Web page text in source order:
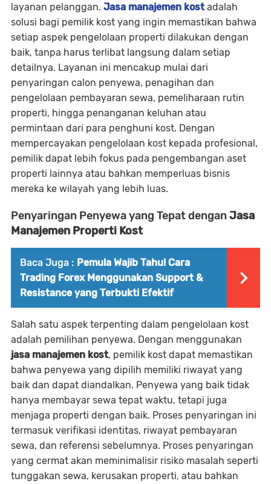
layanan pelanggan. Jasa manajemen kostadalah
solusi bagi pemilik kost yang ingin memastikan bahwa
setiap aspek pengelolaan properti dilakukan dengan
baik, tanpa harus terlibat langsung dalam setiap
detailnya. Layanan ini mencakup mulai dari
penyaringan calon penyewa, penagihan dan
pengelolaan pembayaran sewa, pemeliharaan rutin
properti, hingga penanganan keluhan atau
permintaan dari para penghuni kost. Dengan
mempercayakan pengelolaan kost kepada profesional,
pemilik dapat lebih fokus pada pengembangan aset
properti lainnya atau bahkan memperluas bisnis
mereka ke wilayah yang lebih luas.
Penyaringan Penyewa yang Tepat denganJasa
Manajemen Properti Kost
Baca Juga : Pemula Wajib Tahu! Cara
Trading Forex Menggunakan Support &
Resistance yang Terbukti Efektif
Salah satu aspek terpenting dalam pengelolaan kost
adalah pemilihan penyewa. Dengan menggunakan
jasa manajemen kost, pemilik kost dapat memastikan
bahwa penyewa yang dipilih memiliki riwayat yang
baik dan dapat diandalkan. Penyewa yang baik tidak
hanya membayar sewa tepat waktu, tetapi juga
menjaga properti dengan baik. Proses penyaringan ini
termasuk verifikasi identitas, riwayat pembayaran
sewa, dan referensi sebelumnya. Proses penyaringan
yang cermat akan meminimalisir risiko masalah seperti
tunggakan sewa, kerusakan properti, atau bahkan